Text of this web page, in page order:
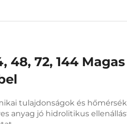
48, 72, 144
tulajdonságok és
anyag jó hidrolitikus